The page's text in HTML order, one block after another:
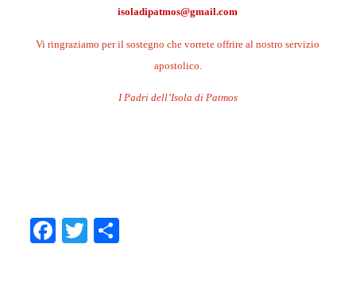
isoladipatmos@gmail.com
Vi ringraziamo per il sostegno che vorrete offrire al nostro servizio
apostolico.
I Padri dell’Isola di Patmos
Facebook
Twitter